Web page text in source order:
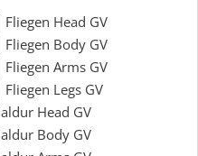
Head GV
Body GV
Arms GV
Legs GV
Head GV
Body GV